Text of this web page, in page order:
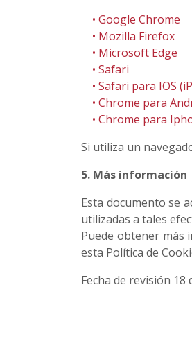
• Google Chrome
• Mozilla Firefox
• Microsoft Edge
• Safari
• Safari para IOS
• Chrome para
• Chrome para
Si utiliza un
5. Más información
Esta documento se
utilizadas a tales
Puede obtener más
esta Política de
Fecha de revisión 18